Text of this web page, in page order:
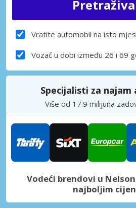
Vratite automobil na isto
Vozač u dobi između 26 i 69
Specijalisti za
Više od 17.9 milijuna
Vodeći brendovi u
najboljim